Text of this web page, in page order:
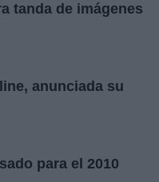
tanda de imágenes
anunciada su
para el 2010